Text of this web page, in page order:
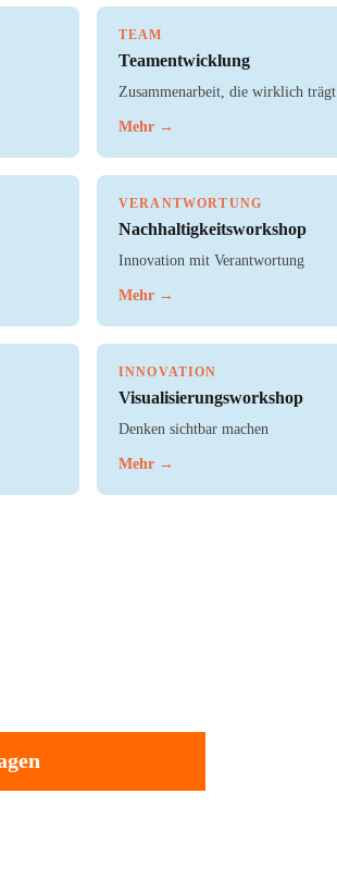
TEAM
Teamentwicklung
Zusammenarbeit, die wirklich trägt
Mehr →
VERANTWORTUNG
Nachhaltigkeitsworkshop
Innovation mit Verantwortung
Mehr →
INNOVATION
Visualisierungsworkshop
Denken sichtbar machen
Mehr →